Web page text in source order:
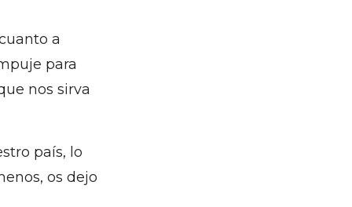
a
para
nos sirva
país, lo
os dejo